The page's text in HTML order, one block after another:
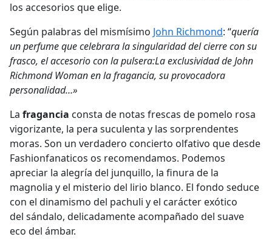
los accesorios que elige.
Según palabras del mismísimo John Richmond: “quería
un perfume que celebrara la singularidad del cierre con su
frasco, el accesorio con la pulsera:La exclusividad de John
Richmond Woman en la fragancia, su provocadora
personalidad…»
La fragancia consta de notas frescas de pomelo rosa
vigorizante, la pera suculenta y las sorprendentes
moras. Son un verdadero concierto olfativo que desde
Fashionfanaticos os recomendamos. Podemos
apreciar la alegría del junquillo, la finura de la
magnolia y el misterio del lirio blanco. El fondo seduce
con el dinamismo del pachuli y el carácter exótico
del sándalo, delicadamente acompañado del suave
eco del ámbar.